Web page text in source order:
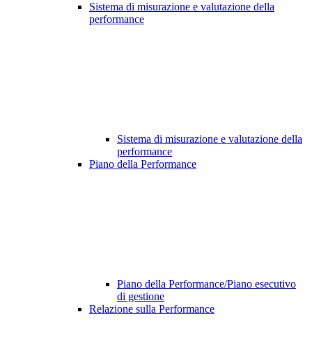
Sistema di misurazione e valutazione della
performance
Sistema di misurazione e valutazione della
performance
Piano della Performance
Piano della Performance/Piano esecutivo
di gestione
Relazione sulla Performance